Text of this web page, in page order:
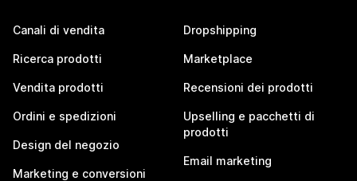
Canali di vendita
Ricerca prodotti
Vendita prodotti
Ordini e spedizioni
Design del negozio
Marketing e conversioni
Dropshipping
Marketplace
Recensioni dei prodotti
Upselling e pacchetti di
prodotti
Email marketing